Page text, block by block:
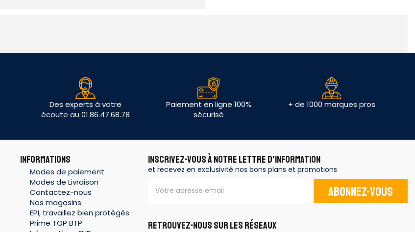
Des experts à votre
écoute au 01.86.47.68.78
Paiement en ligne 100%
sécurisé
+ de 1000 marques pros
INFORMATIONS
Modes de paiement
Modes de Livraison
Contactez-nous
Nos magasins
EPI, travaillez bien protégés
Prime TOP BTP
INSCRIVEZ-VOUS À NOTRE LETTRE D'INFORMATION
et recevez en exclusivité nos bons plans et promotions
Abonnez-vous
RETROUVEZ-NOUS SUR LES RÉSEAUX